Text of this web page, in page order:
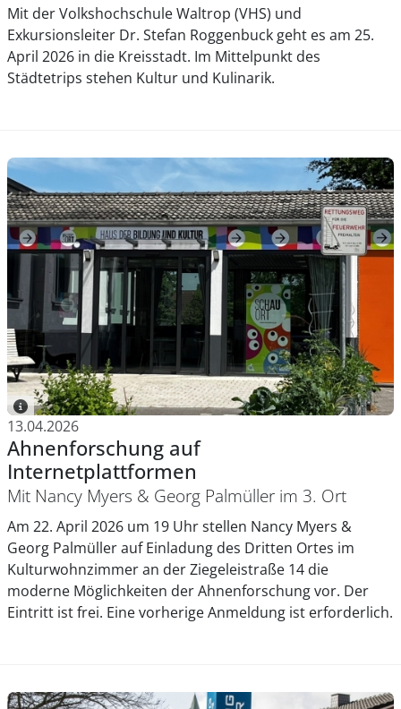
Mit der Volkshochschule Waltrop (VHS) und
Exkursionsleiter Dr. Stefan Roggenbuck geht es am 25.
April 2026 in die Kreisstadt. Im Mittelpunkt des
Städtetrips stehen Kultur und Kulinarik.
13.04.2026
Ahnenforschung auf
Internetplattformen
Mit Nancy Myers & Georg Palmüller im 3. Ort
Am 22. April 2026 um 19 Uhr stellen Nancy Myers &
Georg Palmüller auf Einladung des Dritten Ortes im
Kulturwohnzimmer an der Ziegeleistraße 14 die
moderne Möglichkeiten der Ahnenforschung vor. Der
Eintritt ist frei. Eine vorherige Anmeldung ist erforderlich.